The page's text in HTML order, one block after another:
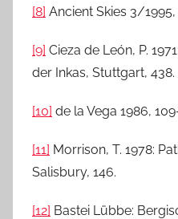
[8] Ancient Skies 3/1995,
[9] Cieza de León, P.
der Inkas, Stuttgart, 438.
[10] de la Vega 1986,
[11] Morrison, T. 1978:
Salisbury, 146.
[12] Bastei Lübbe: